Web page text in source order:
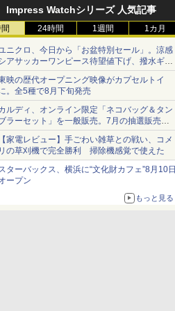
Impress Watchシリーズ 人気記事
24時間 1週間 1カ月
ニクロ、今日から「お盆特別セール」。涼感
アサッカーワンピース待望値下げ、撥水ギア
ョーツは1990円に
映の歴代オープニング映像がカプセルトイ
。全5種で8月下旬発売
ルディ、オンライン限定「ネコバッグ＆タン
ラーセット」を一般販売。7月の抽選販売の
選無効分
家電レビュー】手ごわい雑草との戦い、コメ
の草刈機で完全勝利 掃除機感覚で使えた
ターバックス、横浜に“文化財カフェ”8月10日
ープン
もっと見る